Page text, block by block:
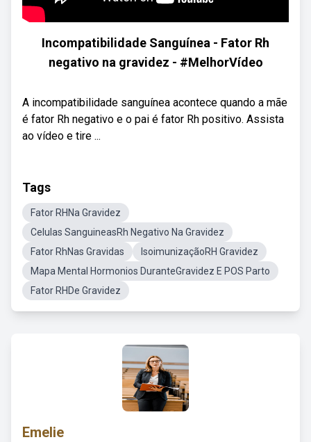
Incompatibilidade Sanguínea - Fator Rh
negativo na gravidez - #MelhorVídeo
A incompatibilidade sanguínea acontece quando a mãe
é fator Rh negativo e o pai é fator Rh positivo. Assista
ao vídeo e tire ...
Tags
Fator RHNa Gravidez
Celulas SanguineasRh Negativo Na Gravidez
Fator RhNas Gravidas
IsoimunizaçãoRH Gravidez
Mapa Mental Hormonios DuranteGravidez E POS Parto
Fator RHDe Gravidez
Emelie